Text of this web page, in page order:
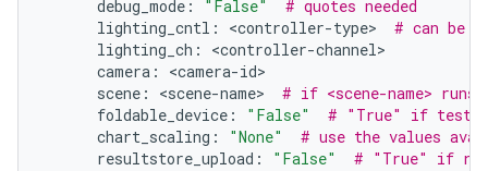
debug_mode : "False"
# quotes needed
lighting_cntl : <controller-type>
# can be
lighting_ch : <controller-channel
camera : <camera-id
scene : <scene-name>
# if <scene-name> runs
foldable_device : "False"
# "True" if
chart_scaling : "None"
# use the values
resultstore_upload : "False" # "True" if